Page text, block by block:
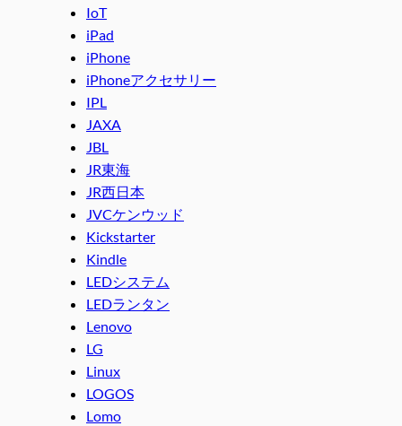
IoT
iPad
iPhone
iPhoneアクセサリー
IPL
JAXA
JBL
JR東海
JR西日本
JVCケンウッド
Kickstarter
Kindle
LEDシステム
LEDランタン
Lenovo
LG
Linux
LOGOS
Lomo